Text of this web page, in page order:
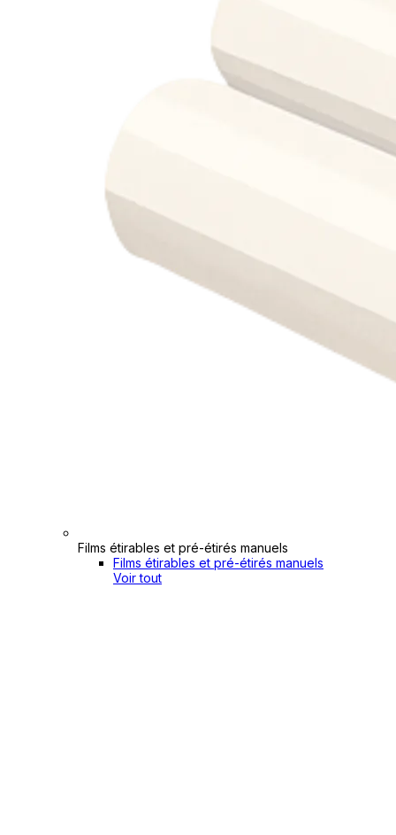
Films étirables et pré-étirés manuels
Films étirables et pré-étirés manuels
Voir tout